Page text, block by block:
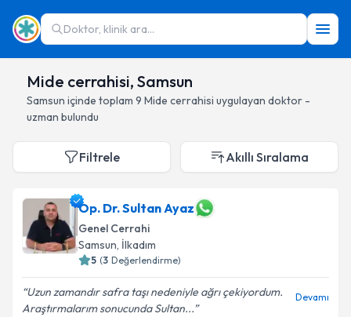
Doktor, klinik ara...
Mide cerrahisi, Samsun
Samsun içinde toplam 9 Mide cerrahisi uygulayan doktor -
uzman bulundu
Filtrele Akıllı Sıralama
Op. Dr. Sultan Ayaz
Genel Cerrahi
Samsun, İlkadım
5 (3 Değerlendirme)
Uzun zamandır safra taşı nedeniyle ağrı çekiyordum.
Araştırmalarım sonucunda Sultan...
Devamı